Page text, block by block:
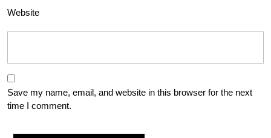
Website
Save my name, email, and website in this browser for the next
time I comment.